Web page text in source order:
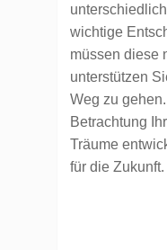
wichtige
müssen diese
unterstützen
Weg zu
Betrachtung
Träume
für die Zukunft.